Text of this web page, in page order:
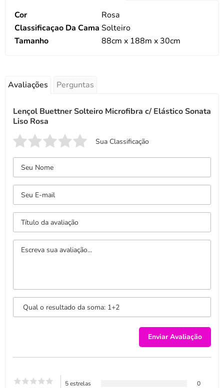
Cor
Rosa
Classificaçao Da Cama Solteiro
Tamanho
88cm x 188m x 30cm
Avaliações Perguntas
Lençol Buettner Solteiro Microfibra c/ Elástico Sonata
Liso Rosa
Sua Classificação
5 estrelas
0